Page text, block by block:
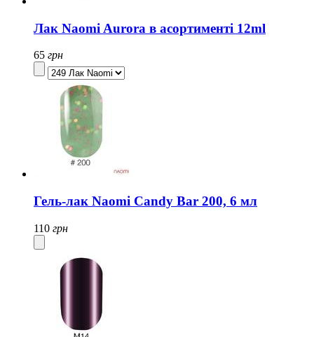
Лак Naomi Aurora в асортименті 12ml
65 грн
Гель-лак Naomi Candy Bar 200, 6 мл
110 грн